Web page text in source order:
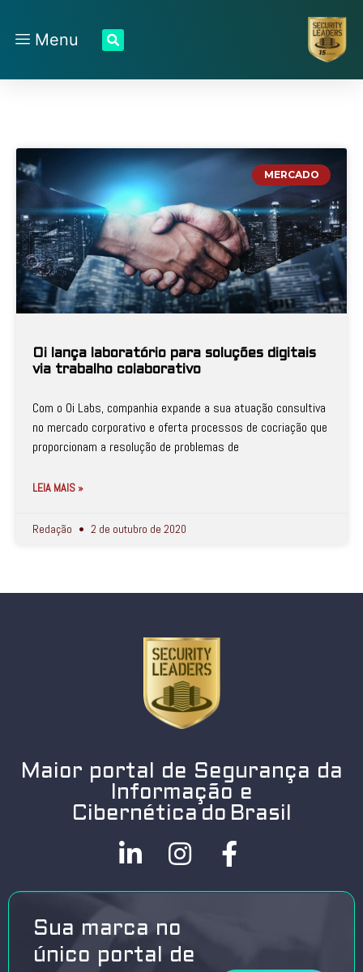
Menu
MERCADO
Oi lança laboratório para soluções digitais
via trabalho colaborativo
Com o Oi Labs, companhia expande a sua atuação consultiva
no mercado corporativo e oferta processos de cocriação que
proporcionam a resolução de problemas de
LEIA MAIS »
Redação 2 de outubro de 2020
Maior portal de Segurança da
Informação e
Cibernética do Brasil
Sua marca no
único portal de